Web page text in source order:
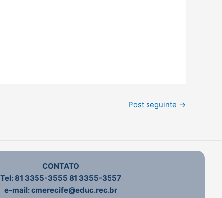
Post seguinte →
CONTATO
Tel: 81 3355-3555 81 3355-3557
e-mail: cmerecife@educ.rec.br